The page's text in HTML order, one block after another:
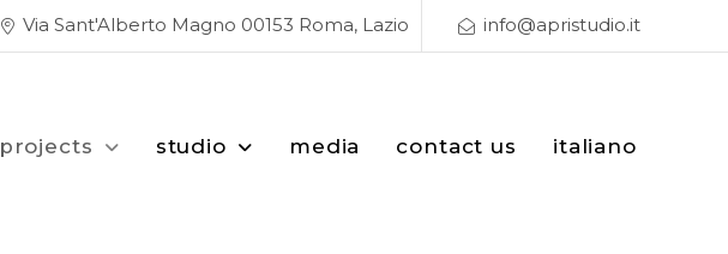
Via Sant'Alberto Magno 00153 Roma, Lazio info@apristudio.it
projects studio media contact us italiano